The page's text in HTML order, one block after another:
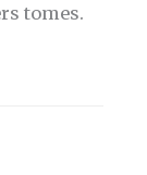
tomes.